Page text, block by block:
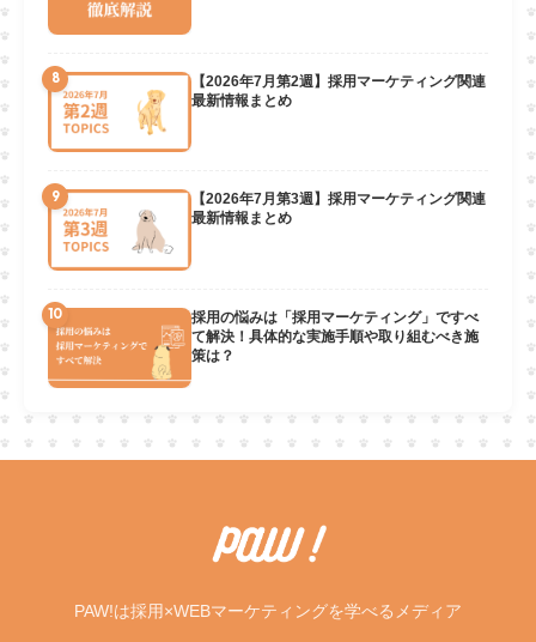
8
【2026年7月第2週】採用マーケティング関連
最新情報まとめ
9
【2026年7月第3週】採用マーケティング関連
最新情報まとめ
10
採用の悩みは「採用マーケティング」ですべ
て解決！具体的な実施手順や取り組むべき施
策は？
PAW!は採用×WEBマーケティングを学べるメディア